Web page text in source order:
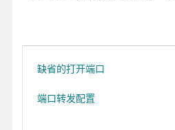
缺省的打开端口
端口转发配置